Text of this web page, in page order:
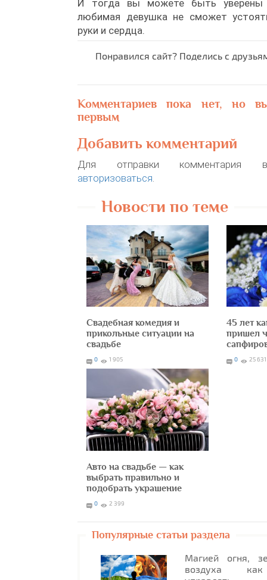
И тогда вы можете быть
любимая девушка не сможет
руки и сердца.
Понравился сайт? Поделись с
Комментариев пока нет, но
первым
Добавить комментарий
Для отправки комментария
авторизоваться
Новости по теме
Свадебная комедия и
прикольные ситуации на
свадьбе
0 1 905
45 лет
пришел
0 25 631
Авто на свадьбе — как
выбрать правильно и
подобрать украшение
0 2 399
Популярные статьи раздела
Магией огня,
воздуха